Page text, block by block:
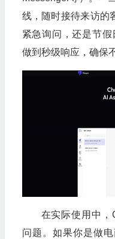
线，随时接待来访的
紧急询问，还是节
做到秒级响应，确保
在实际使用中，
问题。如果你是做